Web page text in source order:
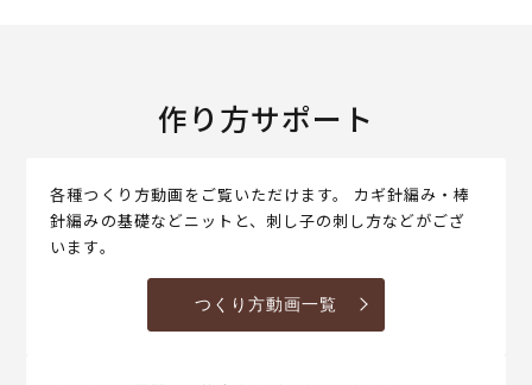
作り方サポート
各種つくり方動画をご覧いただけます。 カギ針編み・棒
針編みの基礎などニットと、刺し子の刺し方などがござ
います。
つくり方動画一覧